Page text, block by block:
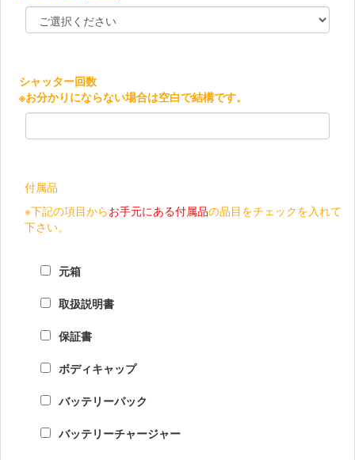
シャッター回数
※お分かりにならない場合は空白で結構です。
付属品
※下記の項目からお手元にある付属品の品目をチェックを入れて
下さい。
元箱
取扱説明書
保証書
ボディキャップ
バッテリーパック
バッテリーチャージャー